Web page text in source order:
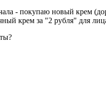
- покупаю новый крем
крем за "2 рубля" для